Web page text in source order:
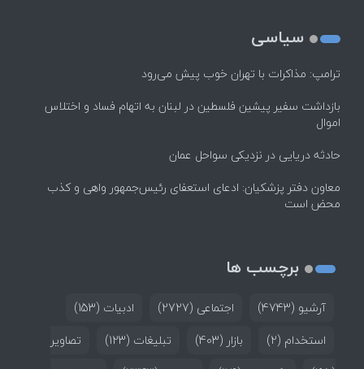
سیاسی
ترامپ: مذاکرات با تهران خوب پیش می‌رود
بازداشت سفیر پیشین فلسطین در لبنان به اتهام فساد و اختلاس
اموال
حادثه دریایی در نزدیکی سواحل عمان
معاون دفتر پزشکیان: ادعای استعفای رئیس‌جمهور واهی و کذب
محض است
برچسب ها
آرشیو (4743) اجتماعی (2727) ادبیات (153)
استخدام (2) بازار (403) تبلیغات (123)
تصاویر